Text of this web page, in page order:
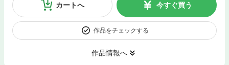
カートへ 今すぐ買う
作品をチェックする
作品情報へ